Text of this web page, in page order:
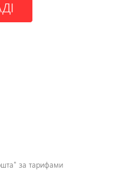
за тарифами